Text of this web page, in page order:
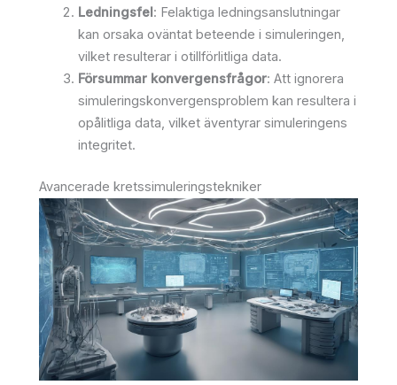
Ledningsfel : Felaktiga ledningsanslutningar
kan orsaka oväntat beteende i simuleringen,
vilket resulterar i otillförlitliga data.
Försummar konvergensfrågor: Att ignorera
simuleringskonvergensproblem kan resultera i
opålitliga data, vilket äventyrar simuleringens
integritet.
Avancerade kretssimuleringstekniker